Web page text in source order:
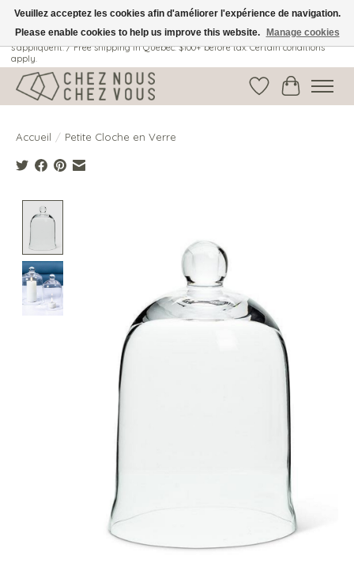
Livraison gratuite au Québec: 100$ + avant taxes. Certaines conditions
s'appliquent. / Free shipping in Quebec: $100+ before tax. Certain conditions
apply.
Liste dePanier
Accueil / Petite Cloche en Verre
Veuillez acceptez les cookies afin d'améliorer l'expérience de navigation.
Please enable cookies to help us improve this website.
Manage cookies